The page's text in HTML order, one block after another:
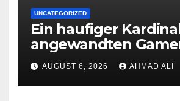
UNCATEGORIZED
Ein haufiger
angewandten
machen, ist dies
derAUGUST 6, 2026 AHMAD ALI